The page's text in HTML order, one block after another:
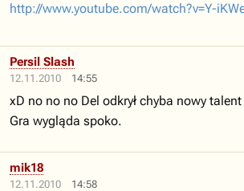
http://www.youtube.com/watch?v=Y-
12.11.2010 14:55
Persil Slash
xD no no no Del odkrył chyba nowy
Gra wygląda spoko.
12.11.2010 14:58
mik18